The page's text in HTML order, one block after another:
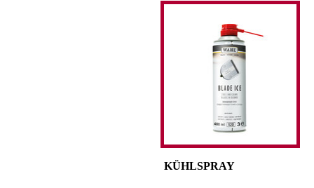
KÜHLSPRAY